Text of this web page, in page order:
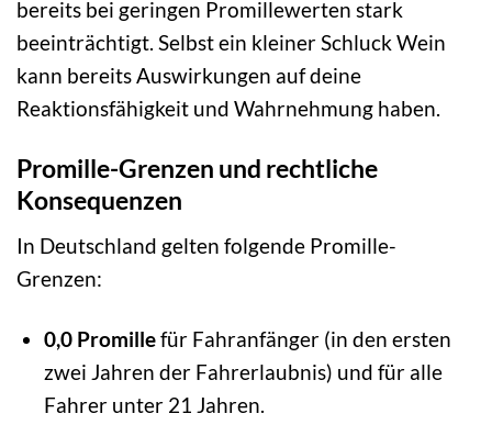
bereits bei geringen Promillewerten stark
beeinträchtigt. Selbst ein kleiner Schluck Wein
kann bereits Auswirkungen auf deine
Reaktionsfähigkeit und Wahrnehmung haben.
Promille-Grenzen und rechtliche
Konsequenzen
In Deutschland gelten folgende Promille-
Grenzen:
0,0 Promillefür Fahranfänger (in den ersten
zwei Jahren der Fahrerlaubnis) und für alle
Fahrer unter 21 Jahren.